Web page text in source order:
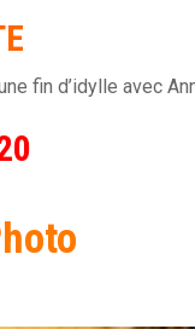
fin d’idylle avec